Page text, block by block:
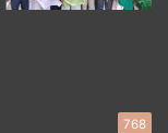
768